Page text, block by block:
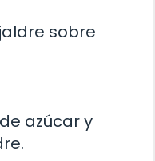
sobre
azúcar y